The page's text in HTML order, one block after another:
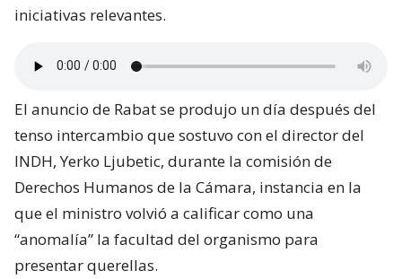
iniciativas relevantes.
El anuncio de Rabat se produjo un día después del
tenso intercambio que sostuvo con el director del
INDH, Yerko Ljubetic, durante la comisión de
Derechos Humanos de la Cámara, instancia en la
que el ministro volvió a calificar como una
“anomalía” la facultad del organismo para
presentar querellas.